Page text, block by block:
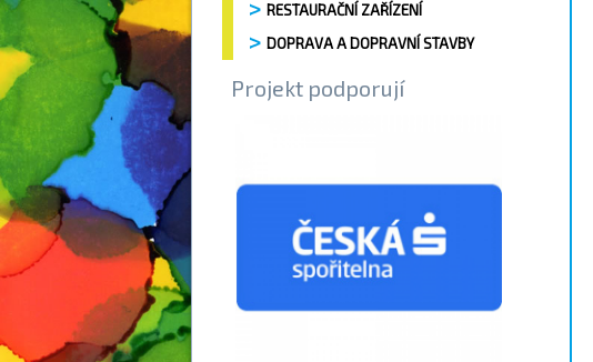
RESTAURAČNÍ ZAŘÍZENÍ
DOPRAVA A DOPRAVNÍ STAVBY
Projekt podporují